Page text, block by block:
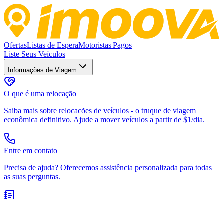
OfertasListas de EsperaMotoristas Pagos
Liste Seus Veículos
Informações de Viagem
O que é uma relocação
Saiba mais sobre relocacões de veículos - o truque de viagem
econômica definitivo. Ajude a mover veículos a partir de $1/dia.
Entre em contato
Precisa de ajuda? Oferecemos assistência personalizada para todas
as suas perguntas.